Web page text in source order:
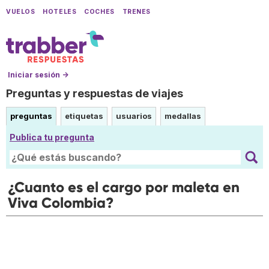
VUELOS HOTELES COCHES TRENES
Iniciar sesión →
Preguntas y respuestas de viajes
preguntas etiquetas usuarios medallas
Publica tu pregunta
¿Cuanto es el cargo por maleta en
Viva Colombia?